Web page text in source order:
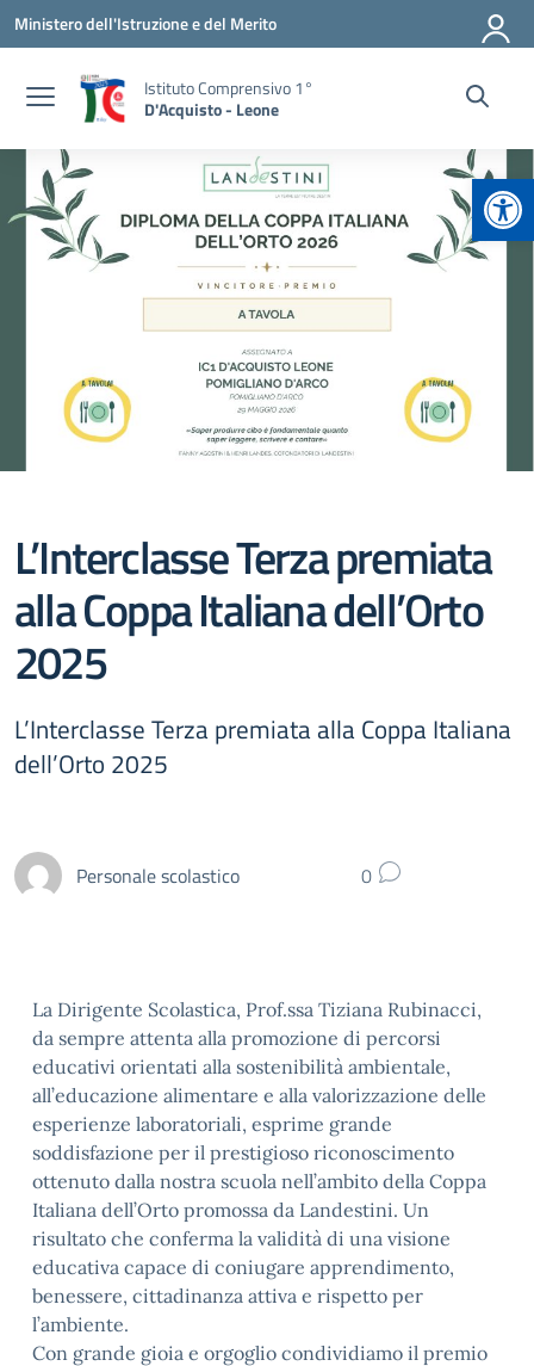
Vai ai contenuti
Vai al menu di navigazione
Vai al footer
Ministero dell'Istruzione e del Merito
Istituto Comprensivo 1°
D'Acquisto - Leone
L’Interclasse Terza premiata
alla Coppa Italiana dell’Orto
2025
L’Interclasse Terza premiata alla Coppa Italiana
dell’Orto 2025
Personale scolastico 0
La Dirigente Scolastica, Prof.ssa Tiziana Rubinacci,
da sempre attenta alla promozione di percorsi
educativi orientati alla sostenibilità ambientale,
all’educazione alimentare e alla valorizzazione delle
esperienze laboratoriali, esprime grande
soddisfazione per il prestigioso riconoscimento
ottenuto dalla nostra scuola nell’ambito della Coppa
Italiana dell’Orto promossa da Landestini. Un
risultato che conferma la validità di una visione
educativa capace di coniugare apprendimento,
benessere, cittadinanza attiva e rispetto per
l’ambiente.
Con grande gioia e orgoglio condividiamo il premio